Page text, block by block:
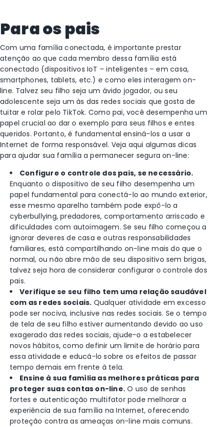
Para os pais
Com uma família conectada, é importante prestar
atenção ao que cada membro dessa família está
conectado (dispositivos IoT – inteligentes – em casa,
smartphones, tablets, etc.) e como eles interagem on-
line. Talvez seu filho seja um ávido jogador, ou seu
adolescente seja um às das redes sociais que gosta de
tuitar e rolar pelo TikTok. Como pai, você desempenha um
papel crucial ao dar o exemplo para seus filhos e entes
queridos. Portanto, é fundamental ensiná-los a usar a
Internet de forma responsável. Veja aqui algumas dicas
para ajudar sua família a permanecer segura on-line:
Configure o controle dos pais, se necessário.
Enquanto o dispositivo de seu filho desempenha um
papel fundamental para conectá-lo ao mundo exterior,
esse mesmo aparelho também pode expô-lo a
cyberbullying, predadores, comportamento arriscado e
dificuldades com autoimagem. Se seu filho começou a
ignorar deveres de casa e outras responsabilidades
familiares, está compartilhando on-line mais do que o
normal, ou não abre mão de seu dispositivo sem brigas,
talvez seja hora de considerar configurar o controle dos
pais.
Verifique se seu filho tem uma relação saudável
com as redes sociais. Qualquer atividade em excesso
pode ser nociva, inclusive nas redes sociais. Se o tempo
de tela de seu filho estiver aumentando devido ao uso
exagerado das redes sociais, ajude-o a estabelecer
novos hábitos, como definir um limite de horário para
essa atividade e educá-lo sobre os efeitos de passar
tempo demais em frente à tela.
Ensine à sua família as melhores práticas para
proteger suas contas on-line. O uso de senhas
fortes e autenticação multifator pode melhorar a
experiência de sua família na Internet, oferecendo
proteção contra as ameaças on-line mais comuns.